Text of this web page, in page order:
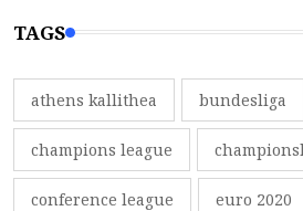
TAGS
athens kallithea bundesliga
champions league
conference league euro 2020